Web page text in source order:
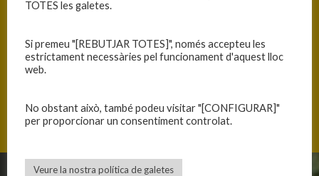
Avinguda Artur Mundet, 08001 Barcelona, Catalunya
TOTES les galetes.
Si premeu "[REBUTJAR TOTES]", només accepteu les
estrictament necessàries pel funcionament d'aquest lloc
web.
No obstant això, també podeu visitar "[CONFIGURAR]"
per proporcionar un consentiment controlat.
Veure la nostra política de galetes